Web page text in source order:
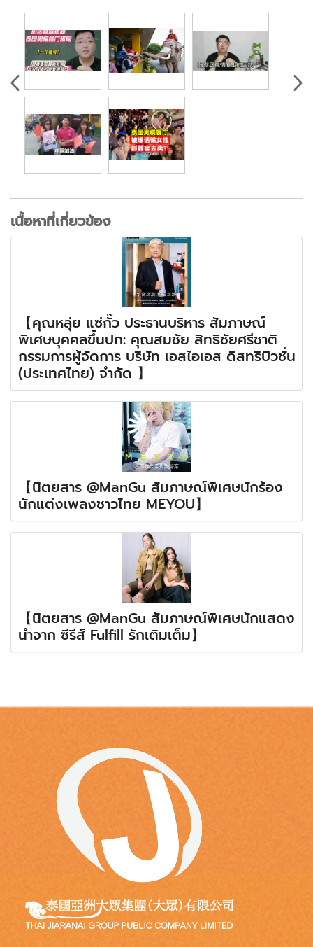
เนื้อหาที่เกี่ยวข้อง
【คุณหลุ่ย แซ่กั๊ว ประธานบริหาร สัมภาษณ์
พิเศษบุคคลขึ้นปก: คุณสมชัย สิทธิชัยศรีชาติ
กรรมการผู้จัดการ บริษัท เอสไอเอส ดิสทริบิวชั่น
(ประเทศไทย) จำกัด 】
【นิตยสาร @ManGu สัมภาษณ์พิเศษนักร้อง
นักแต่งเพลงชาวไทย MEYOU】
【นิตยสาร @ManGu สัมภาษณ์พิเศษนักแสดง
นำจาก ซีรีส์ Fulfill รักเติมเต็ม】